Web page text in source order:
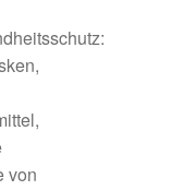
von